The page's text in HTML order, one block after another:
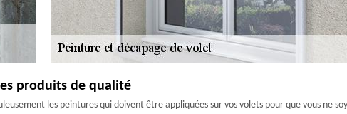
produits de qualité
les peintures qui doivent être appliquées sur vos volets pour que vous ne